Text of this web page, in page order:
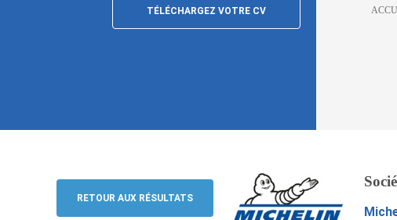
TÉLÉCHARGEZ VOTRE CV
Industriemechaniker (m/w/d), Bad Kreuznach
Michelin Reifenwerke AG & Co. KGaA
RETOUR AUX RÉSULTATS